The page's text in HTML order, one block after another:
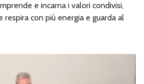
e incarna i valori condivisi,
respira con più energia e guarda al